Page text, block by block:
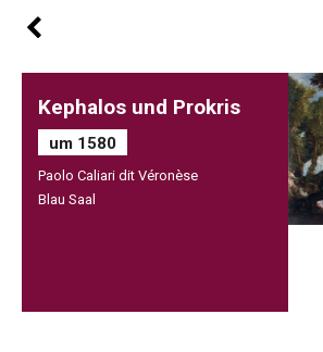
Kephalos und Prokris
um 1580
Paolo Caliari dit Véronèse
Blau Saal